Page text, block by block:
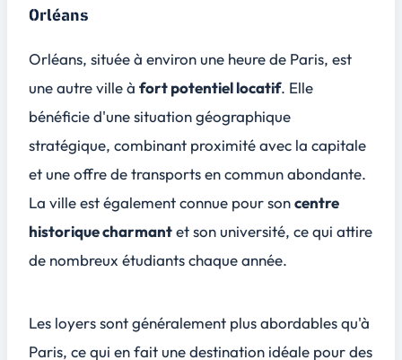
Orléans
Orléans, située à environ une heure de Paris, est
une autre ville à fort potentiel locatif. Elle
bénéficie d'une situation géographique
stratégique, combinant proximité avec la capitale
et une offre de transports en commun abondante.
La ville est également connue pour soncentre
historique charmantet son université, ce qui attire
de nombreux étudiants chaque année.
Les loyers sont généralement plus abordablesqu'à
Paris, ce qui en fait une destination idéale pour des